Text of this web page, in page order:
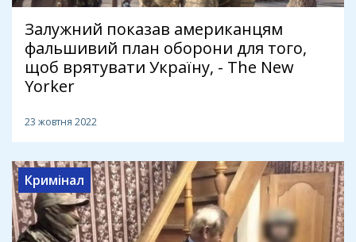
Залужний показав американцям
фальшивий план оборони для того,
щоб врятувати Україну, - The New
Yorker
23 жовтня 2022
Кримінал